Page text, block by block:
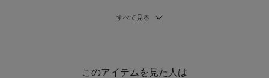
このアイテムを見た人は